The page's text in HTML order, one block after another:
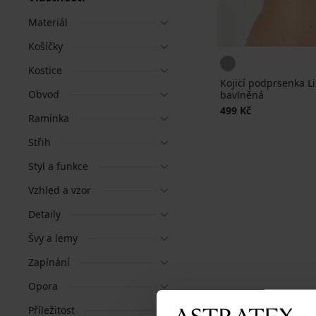
Materiál
Košíčky
Kostice
Obvod
Ramínka
Střih
Styl a funkce
Vzhled a vzor
Detaily
Švy a lemy
Zapínání
Opora
Příležitost
Kojicí podprsenka
bavlněná
499 Kč